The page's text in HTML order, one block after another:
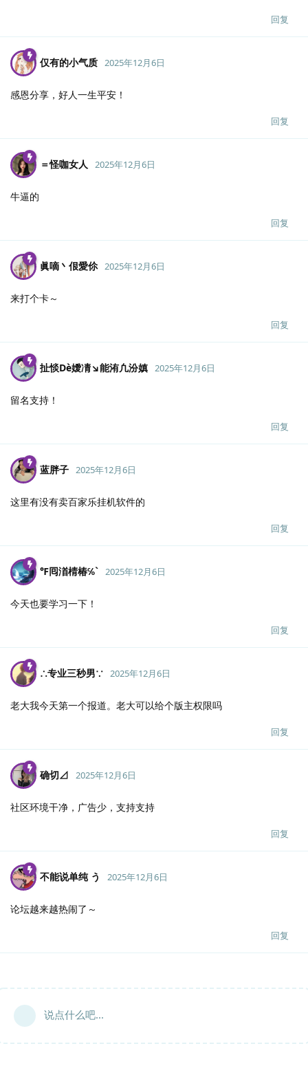
回复
仅有的小气质 2025年12月6日
感恩分享，好人一生平安！
回复
＝怪咖女人 2025年12月6日
牛逼的
回复
眞嘀丶佷愛伱 2025年12月6日
来打个卡～
回复
扯惔Dè嬡凊↘能洧凢汾嫃 2025年12月6日
留名支持！
回复
蓝胖子 2025年12月6日
这里有没有卖百家乐挂机软件的
回复
℉囘渞棈椿℅` 2025年12月6日
今天也要学习一下！
回复
∴专业三秒男∵ 2025年12月6日
老大我今天第一个报道。老大可以给个版主权限吗
回复
确切⊿ 2025年12月6日
社区环境干净，广告少，支持支持
回复
不能说单纯 う 2025年12月6日
论坛越来越热闹了～
回复
说点什么吧...